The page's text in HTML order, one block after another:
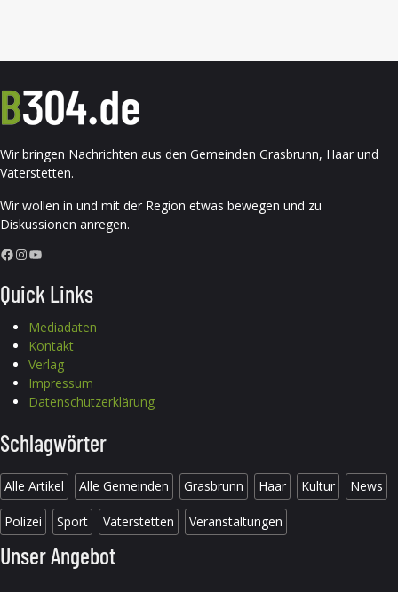
Wir bringen Nachrichten aus den Gemeinden Grasbrunn, Haar und
Vaterstetten.
Wir wollen in und mit der Region etwas bewegen und zu
Diskussionen anregen.
Facebook InstagramYouTube
Quick Links
Mediadaten
Kontakt
Verlag
Impressum
Datenschutzerklärung
Schlagwörter
Alle Artikel Alle Gemeinden Grasbrunn Haar Kultur News
Polizei Sport Vaterstetten Veranstaltungen
Unser Angebot